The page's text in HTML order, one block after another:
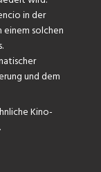
in der
solchen
und dem
Kino-